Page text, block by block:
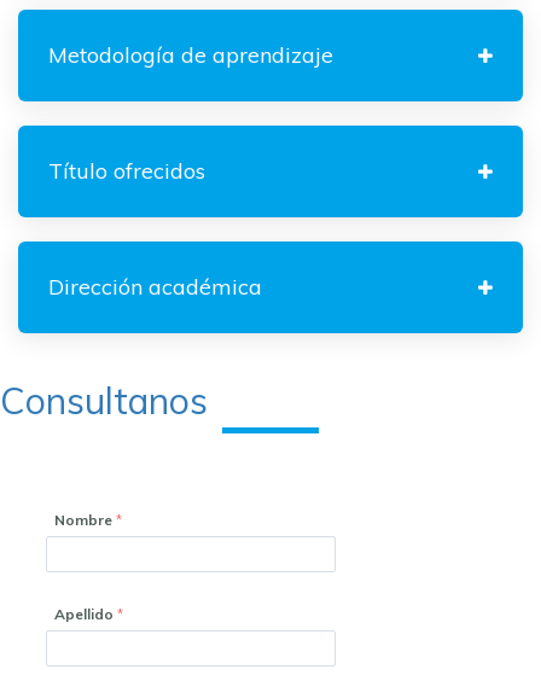
Metodología de aprendizaje
Título ofrecidos
Dirección académica
Consultanos
Nombre
Apellido